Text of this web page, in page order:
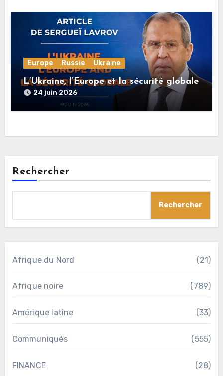
Europe Russie Ukraine
L’Ukraine, l’Europe et la sécurité globale
24 juin 2026
Rechercher
Rechercher
Afrique du Nord (21)
Afrique noire (789)
Amérique latine (33)
Communiqués (555)
FINANCE (28)